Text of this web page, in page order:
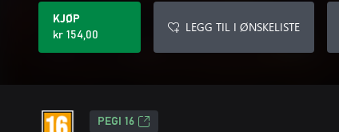
KJØP
kr 154,00
LEGG TIL I ØNSKELISTE
PEGI 16